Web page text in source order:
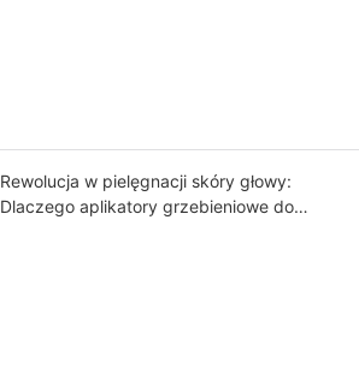
Rewolucja w pielęgnacji skóry głowy:
Dlaczego aplikatory grzebieniowe do